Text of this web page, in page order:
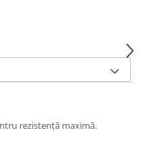
rezistență maximă.